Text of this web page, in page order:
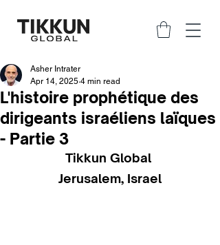
L'histoire prophétique des
dirigeants israéliens laïques
- Partie 3
Asher Intrater
Apr 14, 2025 4 min read
Tikkun Global
Jerusalem, Israel